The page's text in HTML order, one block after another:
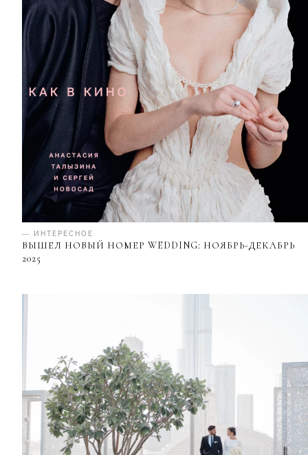
— ИНТЕРЕСНОЕ
ВЫШЕЛ НОВЫЙ НОМЕР WEDDING: НОЯБРЬ-ДЕКАБРЬ
2025